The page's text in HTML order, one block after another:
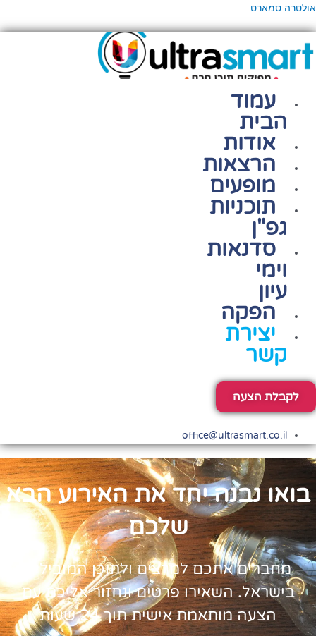
דילוג
אולטרה סמארט
תפריט
עמוד
הבית
אודות
הרצאות
מופעים
תוכניות
גפ"ן
סדנאות
וימי
עיון
הפקה
יצירת
קשר
לקבלת הצעה
office@ultrasmart.co.il
בואו נבנה יחד את האירוע הבא
שלכם
מחברים אתכם למרצים ולתוכן המובילים
בישראל. השאירו פרטים ונחזור אליכם עם
הצעה מותאמת אישית תוך 24 שעות